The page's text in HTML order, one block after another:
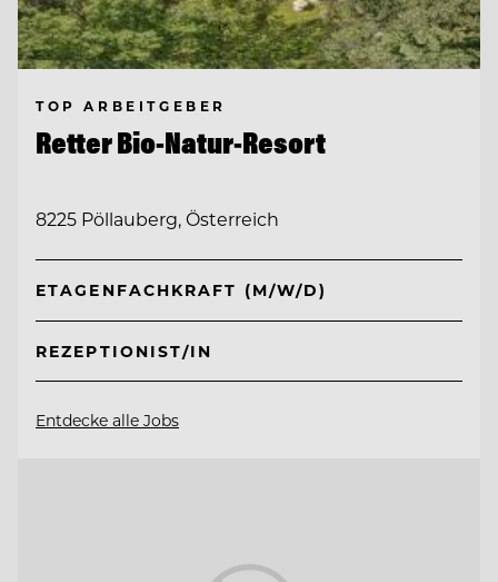
TOP ARBEITGEBER
Retter Bio-Natur-Resort
8225 Pöllauberg, Österreich
ETAGENFACHKRAFT (M/W/D)
REZEPTIONIST/IN
Entdecke alle Jobs